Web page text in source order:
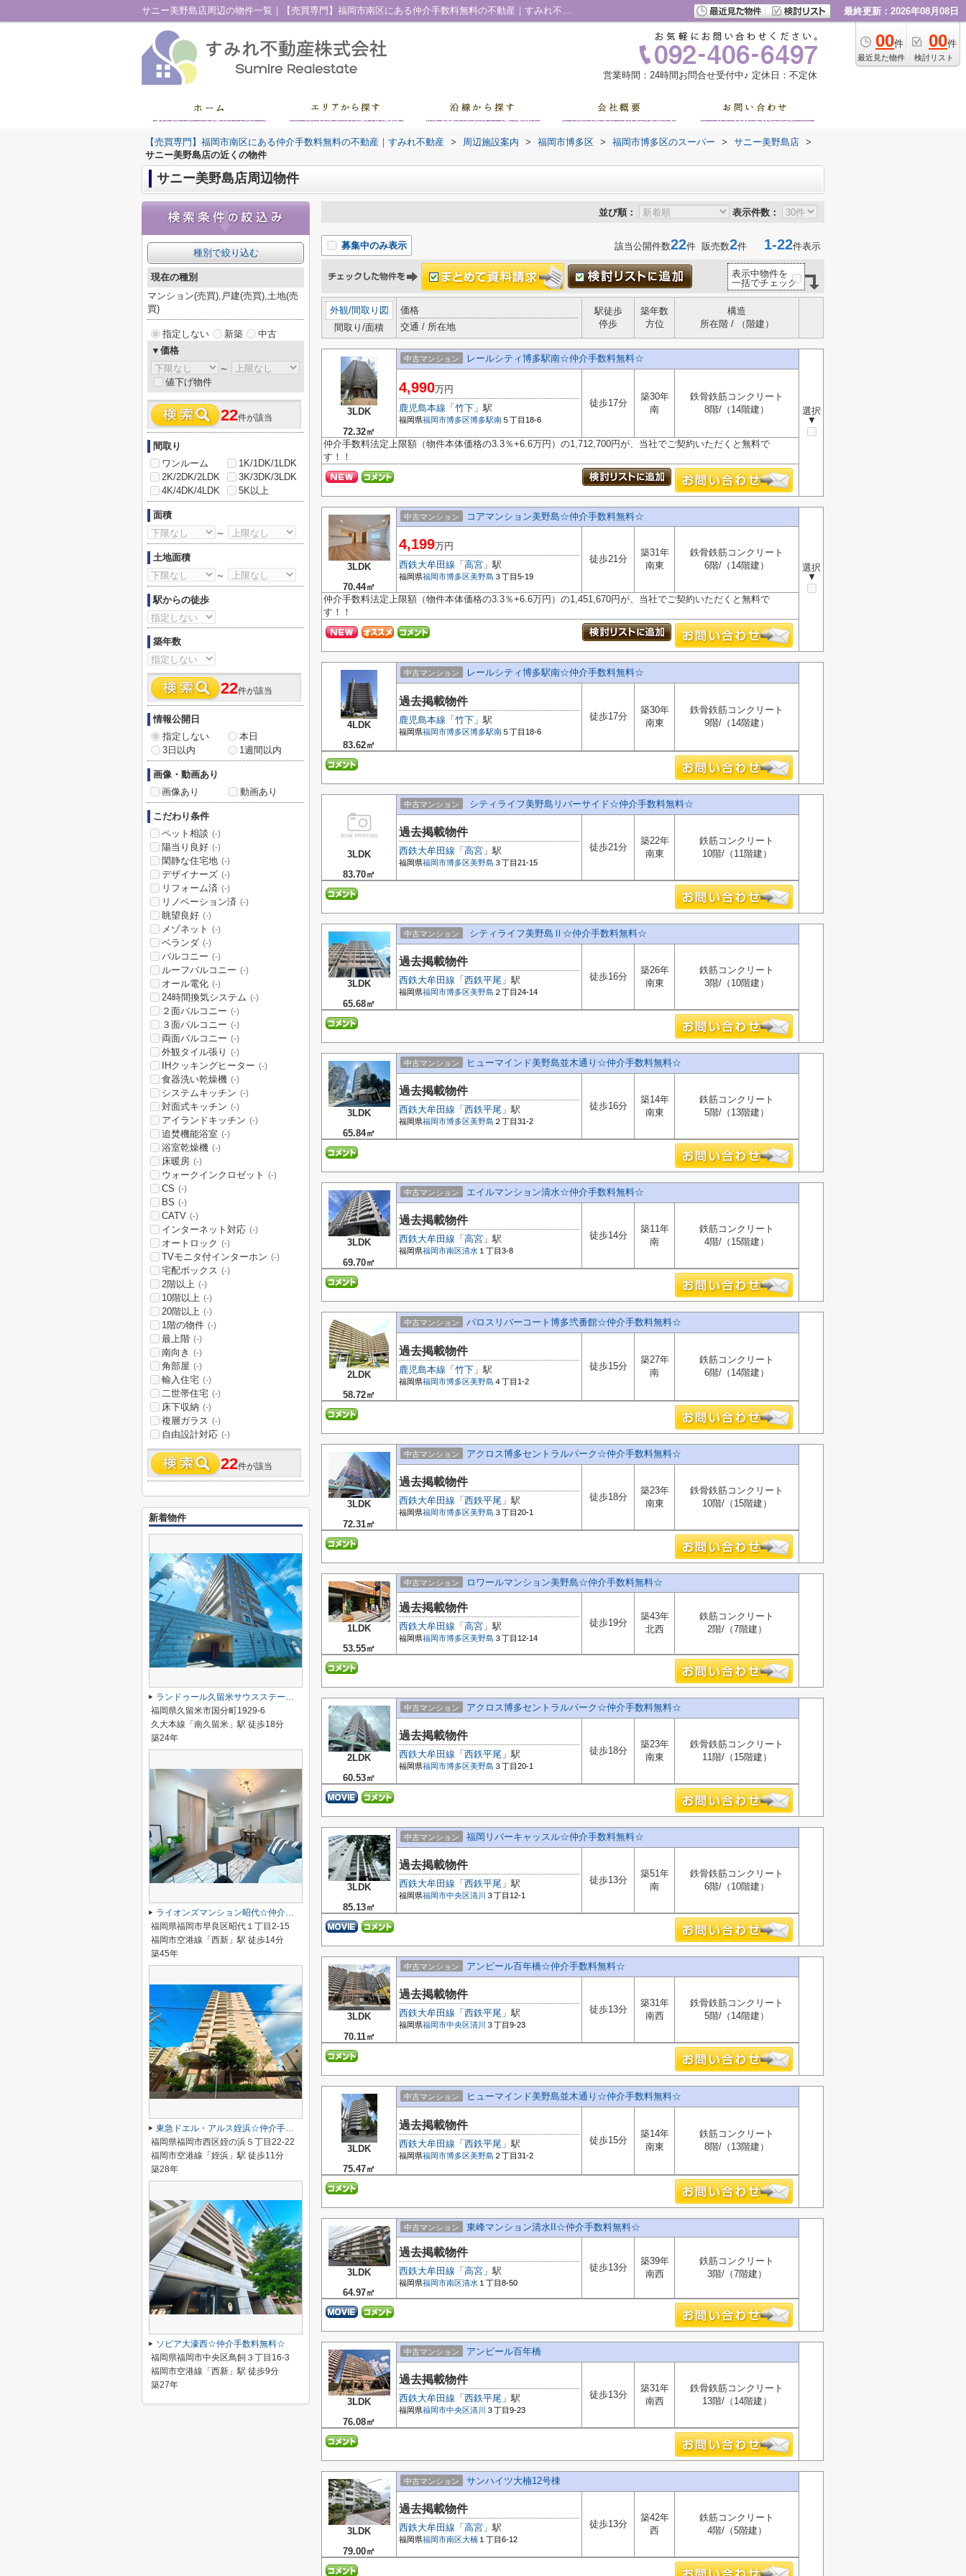
サニー美野島店周辺の物件一覧｜【売買専門】福岡市南区にある仲介手数料無料の不動産｜すみれ不動産 最終更新：2026年08月08日
00件
最近見た物件
00件
検討リスト
営業時間：24時間お問合せ受付中♪ 定休日：不定休
【売買専門】福岡市南区にある仲介手数料無料の不動産｜すみれ不動産 > 周辺施設案内 > 福岡市博多区 > 福岡市博多区のスーパー > サニー美野島店 >
サニー美野島店の近くの物件
サニー美野島店周辺物件
並び順： 表示件数：
募集中のみ表示 該当公開件数22件 販売数2件 1-22件表示
表示中物件を
一括でチェック
外観/間取り図
間取り/面積
価格
交通 / 所在地
駅徒歩
停歩
築年数
方位
構造
所在階 / （階建）
3LDK
72.32㎡
中古マンション レールシティ博多駅南☆仲介手数料無料☆
選択
▼
4,990万円
鹿児島本線 「 竹下 」駅
福岡県福岡市博多区博多駅南 ５丁目18-6
徒歩17分
築30年
南
鉄骨鉄筋コンクリート
8階/（14階建）
仲介手数料法定上限額（物件本体価格の3.3％+6.6万円）の1,712,700円が、当社でご契約いただくと無料で
す！！
3LDK
70.44㎡
中古マンション コアマンション美野島☆仲介手数料無料☆
選択
▼
4,199万円
西鉄大牟田線 「 高宮 」駅
福岡県福岡市博多区美野島 ３丁目5-19
徒歩21分
築31年
南東
鉄骨鉄筋コンクリート
6階/（14階建）
仲介手数料法定上限額（物件本体価格の3.3％+6.6万円）の1,451,670円が、当社でご契約いただくと無料で
す！！
4LDK
83.62㎡
中古マンション レールシティ博多駅南☆仲介手数料無料☆
過去掲載物件
鹿児島本線 「 竹下 」駅
福岡県福岡市博多区博多駅南 ５丁目18-6
徒歩17分
築30年
南東
鉄骨鉄筋コンクリート
9階/（14階建）
3LDK
83.70㎡
中古マンション シティライフ美野島リバーサイド☆仲介手数料無料☆
過去掲載物件
西鉄大牟田線 「 高宮 」駅
福岡県福岡市博多区美野島 ３丁目21-15
徒歩21分
築22年
南東
鉄筋コンクリート
10階/（11階建）
3LDK
65.68㎡
中古マンション シティライフ美野島Ⅱ☆仲介手数料無料☆
過去掲載物件
西鉄大牟田線 「 西鉄平尾 」駅
福岡県福岡市博多区美野島 ２丁目24-14
徒歩16分
築26年
南東
鉄筋コンクリート
3階/（10階建）
3LDK
65.84㎡
中古マンション ヒューマインド美野島並木通り☆仲介手数料無料☆
過去掲載物件
西鉄大牟田線 「 西鉄平尾 」駅
福岡県福岡市博多区美野島 ２丁目31-2
徒歩16分
築14年
南東
鉄筋コンクリート
5階/（13階建）
3LDK
69.70㎡
中古マンション エイルマンション清水☆仲介手数料無料☆
過去掲載物件
西鉄大牟田線 「 高宮 」駅
福岡県福岡市南区清水 １丁目3-8
徒歩14分
築11年
南
鉄筋コンクリート
4階/（15階建）
2LDK
58.72㎡
中古マンション パロスリバーコート博多弐番館☆仲介手数料無料☆
過去掲載物件
鹿児島本線 「 竹下 」駅
福岡県福岡市博多区美野島 ４丁目1-2
徒歩15分
築27年
南
鉄筋コンクリート
6階/（14階建）
3LDK
72.31㎡
中古マンション アクロス博多セントラルパーク☆仲介手数料無料☆
過去掲載物件
西鉄大牟田線 「 西鉄平尾 」駅
福岡県福岡市博多区美野島 ３丁目20-1
徒歩18分
築23年
南東
鉄骨鉄筋コンクリート
10階/（15階建）
1LDK
53.55㎡
中古マンション ロワールマンション美野島☆仲介手数料無料☆
過去掲載物件
西鉄大牟田線 「 高宮 」駅
福岡県福岡市博多区美野島 ３丁目12-14
徒歩19分
築43年
北西
鉄筋コンクリート
2階/（7階建）
2LDK
60.53㎡
中古マンション アクロス博多セントラルパーク☆仲介手数料無料☆
過去掲載物件
西鉄大牟田線 「 西鉄平尾 」駅
福岡県福岡市博多区美野島 ３丁目20-1
徒歩18分
築23年
南東
鉄骨鉄筋コンクリート
11階/（15階建）
3LDK
85.13㎡
中古マンション 福岡リバーキャッスル☆仲介手数料無料☆
過去掲載物件
西鉄大牟田線 「 西鉄平尾 」駅
福岡県福岡市中央区清川 ３丁目12-1
徒歩13分
築51年
南
鉄骨鉄筋コンクリート
6階/（10階建）
3LDK
70.11㎡
中古マンション アンピール百年橋☆仲介手数料無料☆
過去掲載物件
西鉄大牟田線 「 西鉄平尾 」駅
福岡県福岡市中央区清川 ３丁目9-23
徒歩13分
築31年
南西
鉄骨鉄筋コンクリート
5階/（14階建）
3LDK
75.47㎡
中古マンション ヒューマインド美野島並木通り☆仲介手数料無料☆
過去掲載物件
西鉄大牟田線 「 西鉄平尾 」駅
福岡県福岡市博多区美野島 ２丁目31-2
徒歩15分
築14年
南東
鉄筋コンクリート
8階/（13階建）
3LDK
64.97㎡
中古マンション 東峰マンション清水II☆仲介手数料無料☆
過去掲載物件
西鉄大牟田線 「 高宮 」駅
福岡県福岡市南区清水 １丁目8-50
徒歩13分
築39年
南西
鉄筋コンクリート
3階/（7階建）
3LDK
76.08㎡
中古マンション アンピール百年橋
過去掲載物件
西鉄大牟田線 「 西鉄平尾 」駅
福岡県福岡市中央区清川 ３丁目9-23
徒歩13分
築31年
南西
鉄骨鉄筋コンクリート
13階/（14階建）
3LDK
79.00㎡
中古マンション サンハイツ大楠12号棟
過去掲載物件
西鉄大牟田線 「 高宮 」駅
福岡県福岡市南区大楠 １丁目6-12
徒歩13分
築42年
西
鉄筋コンクリート
4階/（5階建）
種別で絞り込む
現在の種別
マンション(売買),戸建(売買),土地(売
買)
指定しない 新築
中古
▼価格
～
値下げ物件
22件が該当
間取り
ワンルーム
1K/1DK/1LDK
2K/2DK/2LDK
3K/3DK/3LDK
4K/4DK/4LDK
5K以上
面積
～
土地面積
～
駅からの徒歩
築年数
22件が該当
情報公開日
指定しない
本日
3日以内
1週間以内
画像・動画あり
画像あり
動画あり
こだわり条件
ペット相談 (-)
陽当り良好 (-)
閑静な住宅地 (-)
デザイナーズ (-)
リフォーム済 (-)
リノベーション済 (-)
眺望良好 (-)
メゾネット (-)
ベランダ (-)
バルコニー (-)
ルーフバルコニー (-)
オール電化 (-)
24時間換気システム (-)
２面バルコニー (-)
３面バルコニー (-)
両面バルコニー (-)
外観タイル張り (-)
IHクッキングヒーター (-)
食器洗い乾燥機 (-)
システムキッチン (-)
対面式キッチン (-)
アイランドキッチン (-)
追焚機能浴室 (-)
浴室乾燥機 (-)
床暖房 (-)
ウォークインクロゼット (-)
CS (-)
BS (-)
CATV (-)
インターネット対応 (-)
オートロック (-)
TVモニタ付インターホン (-)
宅配ボックス (-)
2階以上 (-)
10階以上 (-)
20階以上 (-)
1階の物件 (-)
最上階 (-)
南向き (-)
角部屋 (-)
輸入住宅 (-)
二世帯住宅 (-)
床下収納 (-)
複層ガラス (-)
自由設計対応 (-)
22件が該当
新着物件
ランドゥール久留米サウスステージ☆仲介手数料無料☆
福岡県久留米市国分町1929-6
久大本線「南久留米」駅 徒歩18分
築24年
ライオンズマンション昭代☆仲介手数料無料☆
福岡県福岡市早良区昭代１丁目2-15
福岡市空港線「西新」駅 徒歩14分
築45年
東急ドエル・アルス姪浜☆仲介手数料無料☆
福岡県福岡市西区姪の浜５丁目22-22
福岡市空港線「姪浜」駅 徒歩11分
築28年
ソピア大濠西☆仲介手数料無料☆
福岡県福岡市中央区鳥飼３丁目16-3
福岡市空港線「西新」駅 徒歩9分
築27年